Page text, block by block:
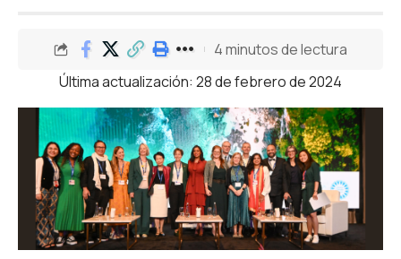
Última actualización: 28 de febrero de 2024
4 minutos de lectura